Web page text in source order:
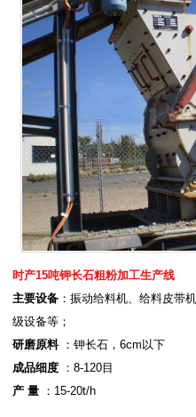
时产15吨钾长石粗粉加工生产线
主要设备 ：振动给料机、给料皮带
级设备等；
研磨原料：钾长石，6cm以下
成品细度 ：8-120目
产 量 ：15-20t/h